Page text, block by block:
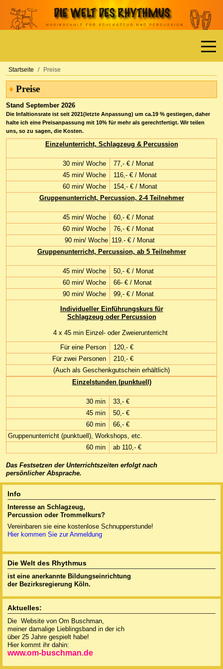
Off-
Info
Interesse an Schlagzeug,
Percussion oder Trommelkurs?
Vereinbaren sie eine kostenlose Schnupperstunde!
Hier kommen Sie zur Anmeldung
Die Welt des Rhythmus
ist eine anerkannte Bildungseinrichtung
der Bezirksregierung Köln.
Aktuelles:
Die Website von Om Buschman,
meiner damalige Lieblingsband in der ich
über 25 Jahre gespielt habe!
Hier kommt ihr dahin:
www.om-buschman.de
Startseite Preise
♦ Preise
Stand September 2026
Die Infaltionsrate ist seit 2021(letzte Anpassung) um ca.19 % gestiegen, daher
halte ich eine Preisanpassung mit 10% für mehr als gerechtfertigt. Wir teilen
uns, so zu sagen, die Kosten.
Einzelunterricht, Schlagzeug & Percussion
30 min/ Woche
77,- € / Monat
45 min/ Woche
116,- € / Monat
60 min/ Woche
154,- € / Monat
Gruppenunterricht, Percussion, 2-4 Teilnehmer
45 min/ Woche
60,- € / Monat
60 min/ Woche
76,- € / Monat
90 min/ Woche 119.- € / Monat
Gruppenunterricht, Percussion, ab 5 Teilnehmer
45 min/ Woche
50,- € / Monat
60 min/ Woche
66- € / Monat
90 min/ Woche
99,- € / Monat
Individueller Einführungskurs für
Schlagzeug oder Percussion
4 x 45 min Einzel- oder Zweierunterricht
Für eine Person
120,- €
Für zwei Personen
210,- €
(Auch als Geschenkgutschein erhältlich)
Einzelstunden (punktuell)
30 min
33,- €
45 min
50,- €
60 min
66,- €
Gruppenunterricht (punktuell), Workshops, etc.
60 min
ab 110,- €
Das Festsetzen der Unterrichtszeiten erfolgt nach
persönlicher Absprache.